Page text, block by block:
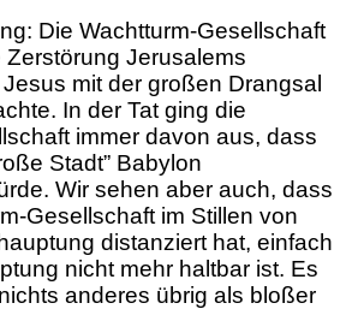
Die Wachtturm-Gesellschaft
Zerstörung Jerusalems
mit der großen Drangsal
In der Tat ging die
immer davon aus, dass
Stadt” Babylon
Wir sehen aber auch, dass
Gesellschaft im Stillen von
distanziert hat, einfach
nicht mehr haltbar ist. Es
anderes übrig als bloßer